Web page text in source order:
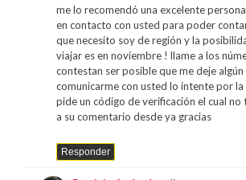
me lo recomendó una excelente
en contacto con usted para poder
que necesito soy de región y la
viajar es en noviembre ! llame a los
contestan ser posible que me deje
comunicarme con usted lo intente por
pide un código de verificación el cual
a su comentario desde ya gracias
Responder